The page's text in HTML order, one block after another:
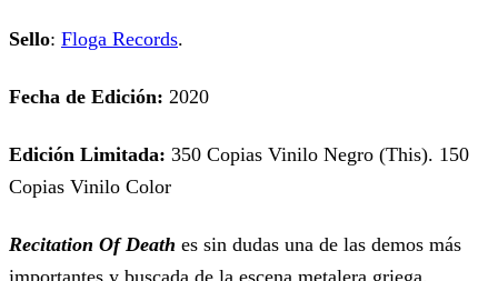
Sello: Floga Records.
Fecha de Edición: 2020
Edición Limitada: 350 Copias Vinilo Negro (This). 150
Copias Vinilo Color
Recitation Of Death es sin dudas una de las demos más